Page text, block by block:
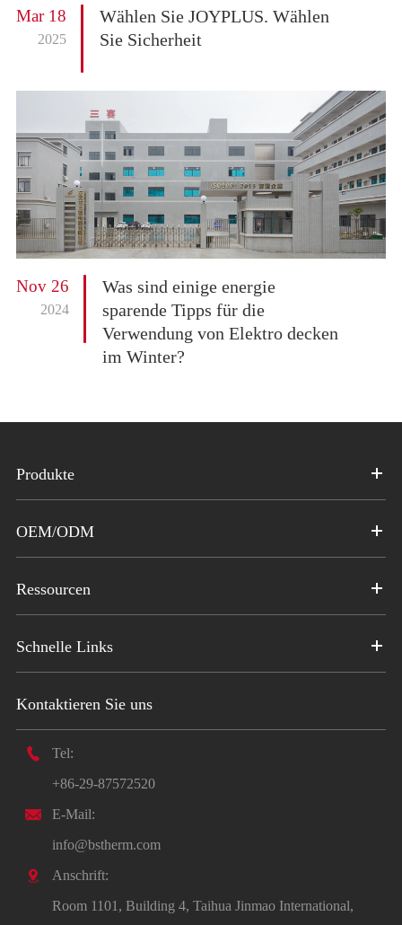
Mar 18
2025
Wählen Sie JOYPLUS. Wählen
Sie Sicherheit
Nov 26
2024
Was sind einige energie
sparende Tipps für die
Verwendung von Elektro decken
im Winter?
Produkte
OEM/ODM
Ressourcen
Schnelle Links
Kontaktieren Sie uns

Tel:
+86-29-87572520

E-Mail:
info@bstherm.com

Anschrift:
Room 1101, Building 4, Taihua Jinmao International,